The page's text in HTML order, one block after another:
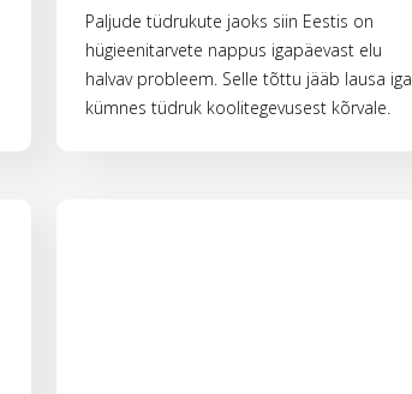
Paljude tüdrukute jaoks siin Eestis on
hügieenitarvete nappus igapäevast elu
halvav probleem. Selle tõttu jääb lausa iga
kümnes tüdruk koolitegevusest kõrvale.